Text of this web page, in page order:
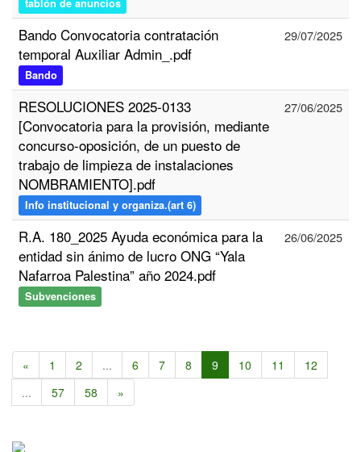
tablón de anuncios
Bando Convocatoria contratación
temporal Auxiliar Admin_.pdf
Bando
29/07/2025
RESOLUCIONES 2025-0133
[Convocatoria para la provisión, mediante
concurso-oposición, de un puesto de
trabajo de limpieza de instalaciones
NOMBRAMIENTO].pdf
Info institucional y organiza.(art 6)
27/06/2025
R.A. 180_2025 Ayuda económica para la
entidad sin ánimo de lucro ONG “Yala
Nafarroa Palestina” año 2024.pdf
Subvenciones
26/06/2025
« 1 2 ... 6 7 8 9 10 11
12
...
57 58 »